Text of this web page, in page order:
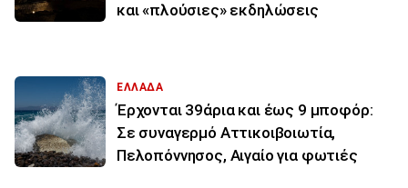
και «πλούσιες» εκδηλώσεις
ΕΛΛΑΔΑ
Έρχονται 39άρια και έως 9 μποφόρ:
Σε συναγερμό Αττικοιβοιωτία,
Πελοπόννησος, Αιγαίο για φωτιές